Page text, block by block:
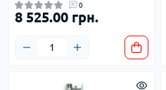
0
8 525.00 грн.